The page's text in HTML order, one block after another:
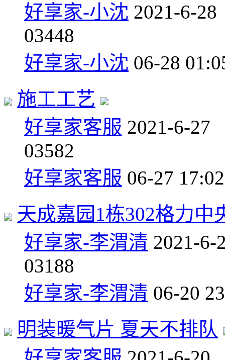
好享家-小沈 2021-6-28
03448
好享家-小沈 06-28
施工工艺
好享家客服 2021-6-27
03582
好享家客服 06-27 17:02
天成嘉园1栋302格力中
好享家-李渭清 2021-6-
03188
好享家-李渭清 06-20
明装暖气片 夏天不排队